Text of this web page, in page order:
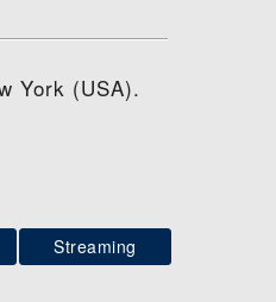
York (USA).
Streaming